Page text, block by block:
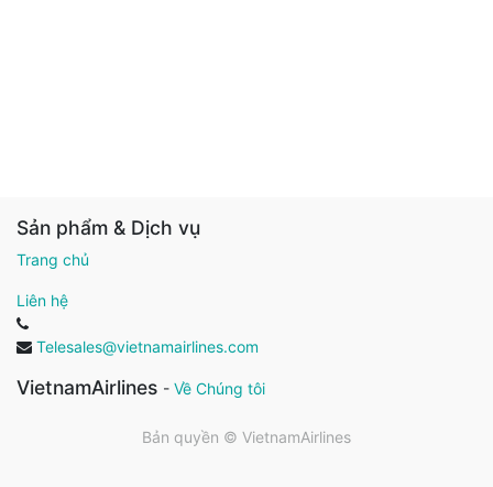
Sản phẩm & Dịch vụ
Trang chủ
Liên hệ
Telesales@vietnamairlines.com
VietnamAirlines - Về Chúng tôi
Bản quyền © VietnamAirlines